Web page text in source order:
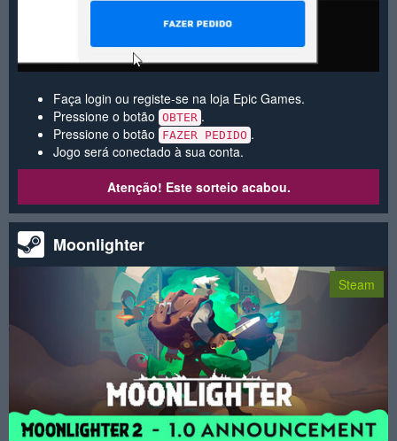
Faça login ou registe-se na loja Epic Games.
Pressione o botão OBTER .
Pressione o botão
FAZER PEDIDO .
Jogo será conectado à sua conta.
Atenção! Este sorteio acabou.
Moonlighter
Steam